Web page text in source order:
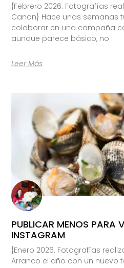
{Febrero 2026. Fotografías
Canon} Hace unas semanas
colaborar en una campaña
aunque parece básico, no
Leer Más
PUBLICAR MENOS PARA
INSTAGRAM
{Enero 2026. Fotografías
Arranco el año con un nuevo